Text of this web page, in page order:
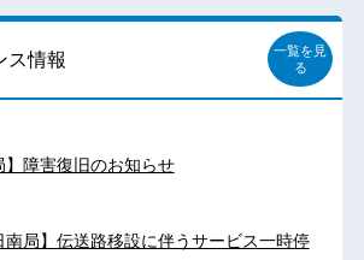
ス情報
一覧を見
る
障害復旧のお知らせ
局】伝送路移設に伴うサービス一時停